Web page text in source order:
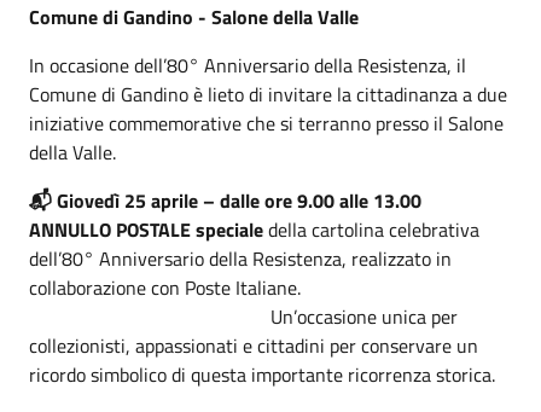
Comune di Gandino - Salone della Valle
In occasione dell’80° Anniversario della Resistenza, il
Comune di Gandino è lieto di invitare la cittadinanza a due
iniziative commemorative che si terranno presso il Salone
della Valle.
📬 Giovedì 25 aprile – dalle ore 9.00 alle 13.00
ANNULLO POSTALE specialedella cartolina celebrativa
dell’80° Anniversario della Resistenza, realizzato in
collaborazione con Poste Italiane.
Un’occasione unica per
collezionisti, appassionati e cittadini per conservare un
ricordo simbolico di questa importante ricorrenza storica.